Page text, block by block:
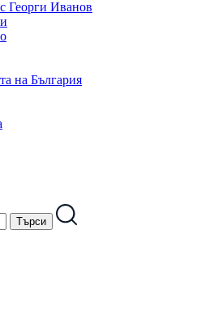
Георги Иванов
на България